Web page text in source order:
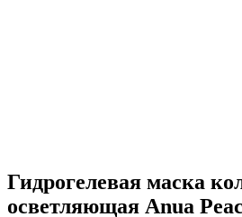
Гидрогелевая маска
осветляющая Anua